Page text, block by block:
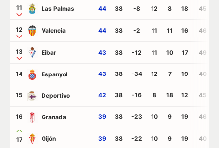
11 Las Palmas 44 38 -8 12 8 18 45
12 Valencia 44 38 -2 11 11 16 46
13 Eibar 43 38 -12 11 10 17 49
14 Espanyol 43 38 -34 12 7 19 40
15 Deportivo 42 38 -16 8 18 12 45
16 Granada 39 38 -23 10 9 19 46
17 Gijón 39 38 -22 10 9 19 40